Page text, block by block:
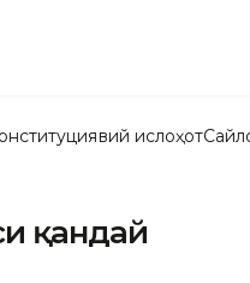
ислоҳот
қандай